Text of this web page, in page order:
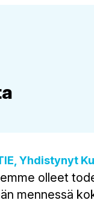
Yhdistynyt
olleet
mennessä